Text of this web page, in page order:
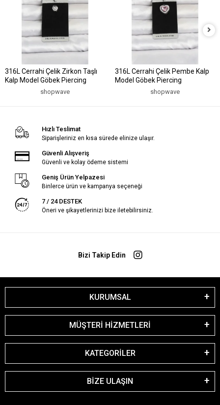
316L Cerrahi Çelik Zirkon Taşlı
Kalp Model Göbek Piercing
shopwave
316L Cerrahi Çelik Pembe Kalp
Model Göbek Piercing
shopwave
Hızlı Teslimat
Siparişleriniz en kısa sürede elinize ulaşır.
Güvenli Alışveriş
Güvenli ve kolay ödeme sistemi
Geniş Ürün Yelpazesi
Binlerce ürün ve kampanya seçeneği
7 / 24 DESTEK
Öneri ve şikayetlerinizi bize iletebilirsiniz.
Bizi Takip Edin
KURUMSAL
MÜŞTERİ HİZMETLERİ
KATEGORİLER
BİZE ULAŞIN